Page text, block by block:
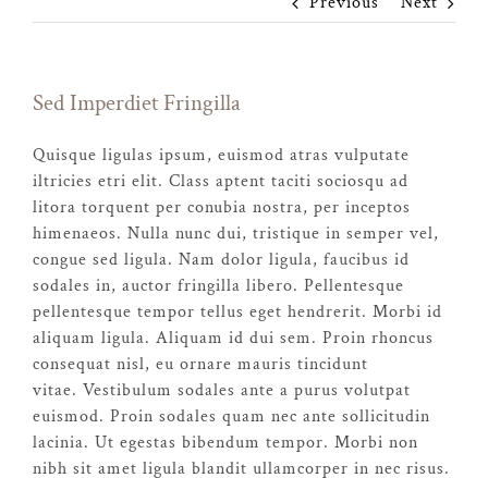
Sed Imperdiet Fringilla
Quisque ligulas ipsum, euismod atras vulputate
iltricies etri elit. Class aptent taciti sociosqu ad
litora torquent per conubia nostra, per inceptos
himenaeos. Nulla nunc dui, tristique in semper vel,
congue sed ligula. Nam dolor ligula, faucibus id
sodales in, auctor fringilla libero. Pellentesque
pellentesque tempor tellus eget hendrerit. Morbi id
aliquam ligula. Aliquam id dui sem. Proin rhoncus
consequat nisl, eu ornare mauris tincidunt
vitae. Vestibulum sodales ante a purus volutpat
euismod. Proin sodales quam nec ante sollicitudin
lacinia. Ut egestas bibendum tempor. Morbi non
nibh sit amet ligula blandit ullamcorper in nec risus.